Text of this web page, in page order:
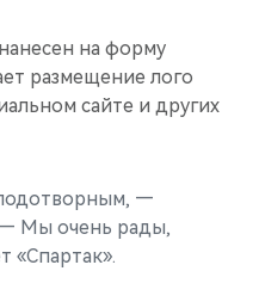
на форму
размещение лого
сайте и других
—
Мы очень рады,
«Спартак».